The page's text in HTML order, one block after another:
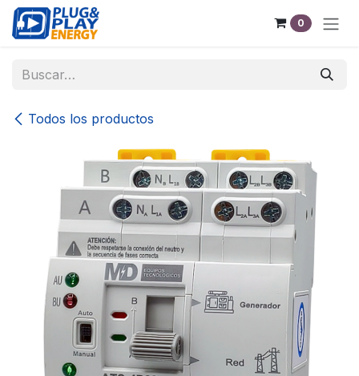
Ir al contenido
0
Todos los productos